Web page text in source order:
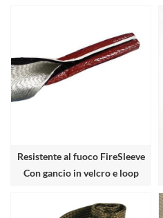
Resistente al fuoco FireSleeve
Con gancio in velcro e loop